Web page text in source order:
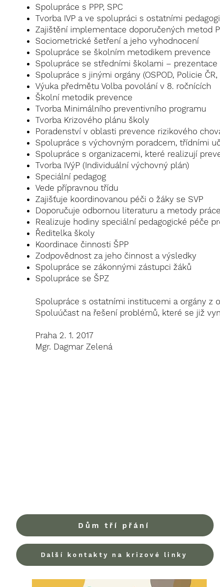
Spolupráce s PPP, SPC
Tvorba IVP a ve spolupráci s ostatními
Zajištění implementace doporučených metod
Sociometrické šetření a jeho vyhodnocení
Spolupráce se školním metodikem prevence
Spolupráce se středními školami – prezentace
Spolupráce s jinými orgány (OSPOD, Policie
Výuka předmětu Volba povolání v 8. ročnících
Školní metodik prevence
Tvorba Minimálního preventivního programu
Tvorba Krizového plánu školy
Poradenství v oblasti prevence rizikového
Spolupráce s výchovným poradcem, třídními
Spolupráce s organizacemi, které realizují
Tvorba IVýP (Individuální výchovný plán)
Speciální pedagog
Vede přípravnou třídu
Zajišťuje koordinovanou péči o žáky se SVP
Doporučuje odbornou literaturu a metody
Realizuje hodiny speciální pedagogické péče
Ředitelka školy
Koordinace činnosti ŠPP
Zodpovědnost za jeho činnost a výsledky
Spolupráce se zákonnými zástupci žáků
Spolupráce se ŠPZ
Spolupráce s ostatními institucemi a orgány z
Spoluúčast na řešení problémů, které se již
Praha 2. 1. 2017
Mgr. Dagmar Zelená
Dům tří přání
Další kontakty na krizové linky